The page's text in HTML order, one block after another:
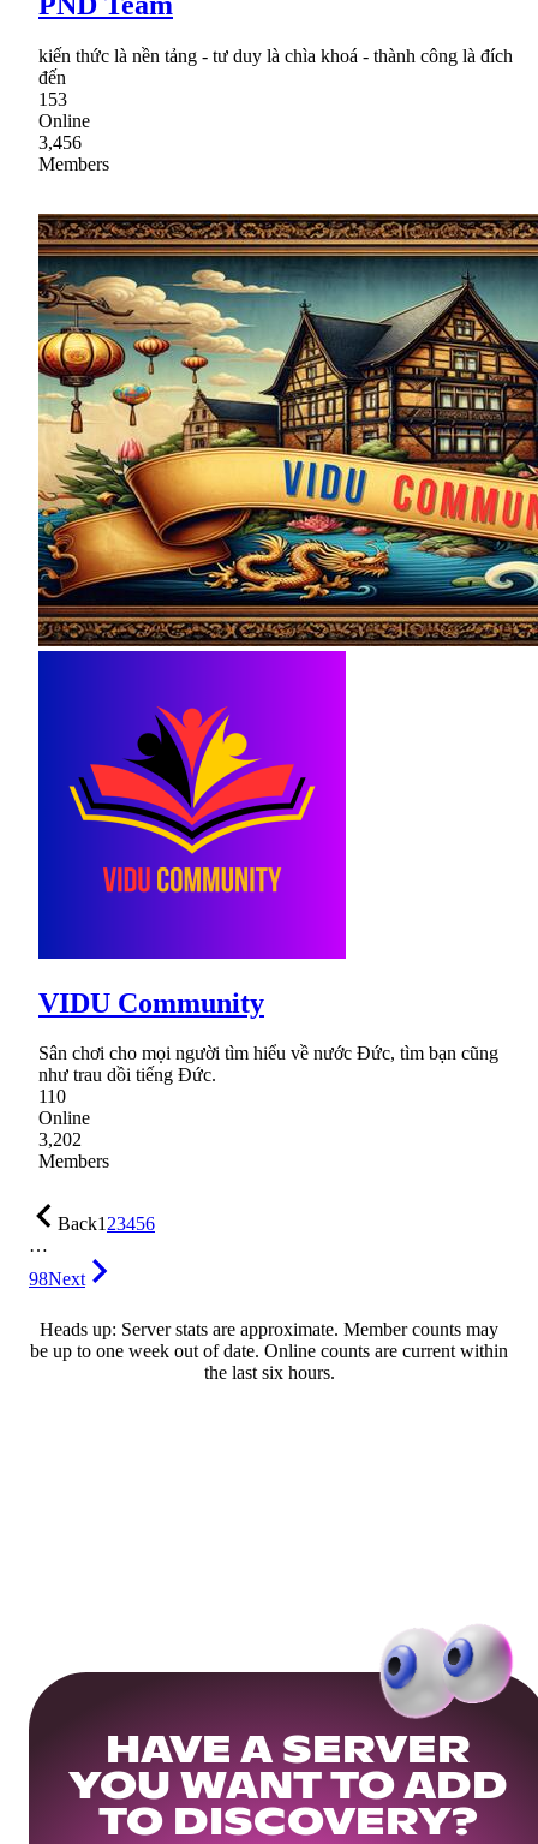
kiến thức là nền tảng - tư duy là chìa khoá - thành công là đích
đến
153
Online
3,456
Members
VIDU Community
Sân chơi cho mọi người tìm hiểu về nước Đức, tìm bạn cũng
như trau dồi tiếng Đức.
110
Online
3,202
Members
Back123456
…
98Next
Heads up: Server stats are approximate. Member counts may
be up to one week out of date. Online counts are current within
the last six hours.
HAVE A SERVER
YOU WANT TO ADD
TO DISCOVERY?